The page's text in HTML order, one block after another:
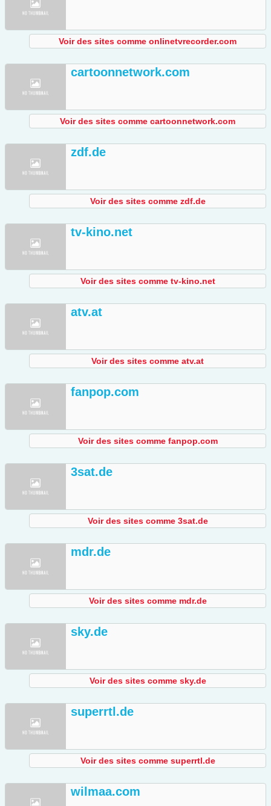
Voir des sites comme onlinetvrecorder.com
cartoonnetwork.com
Voir des sites comme cartoonnetwork.com
zdf.de
Voir des sites comme zdf.de
tv-kino.net
Voir des sites comme tv-kino.net
atv.at
Voir des sites comme atv.at
fanpop.com
Voir des sites comme fanpop.com
3sat.de
Voir des sites comme 3sat.de
mdr.de
Voir des sites comme mdr.de
sky.de
Voir des sites comme sky.de
superrtl.de
Voir des sites comme superrtl.de
wilmaa.com